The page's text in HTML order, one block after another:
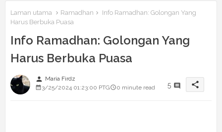
Laman utama Ramadhan
Info Ramadhan: Golongan Yang
Harus Berbuka Puasa
Info Ramadhan: Golongan Yang
Harus Berbuka Puasa
person Maria Firdz
3/25/2024 01:23:00 PTG
0 minute read 5 share